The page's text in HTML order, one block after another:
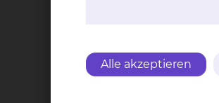
Alle akzeptieren